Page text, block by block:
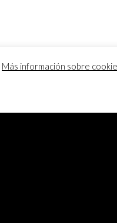
Más información sobre